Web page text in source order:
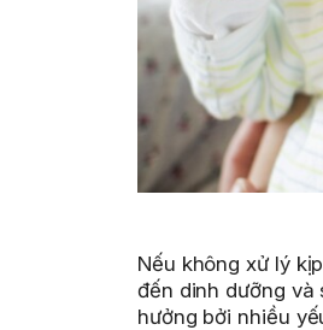
Nếu không xử lý
đến dinh dưỡng và
hưởng bởi nhiều